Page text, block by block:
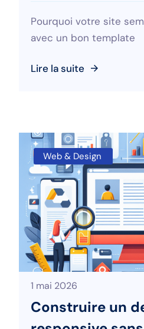
Pourquoi votre site
avec un bon template
Lire la suite
Web & Design
1 mai 2026
Construire un